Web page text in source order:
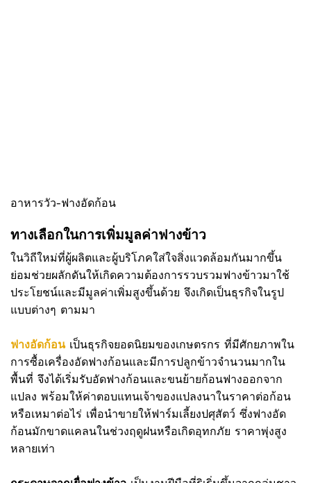
อาหารวัว-ฟางอัดก้อน
ทางเลือกในการเพิ่มมูลค่าฟางข้าว
ในวิถีใหม่ที่ผู้ผลิตและผู้บริโภคใส่ใจสิ่งแวดล้อมกันมากขึ้น
ย่อมช่วยผลักดันให้เกิดความต้องการรวบรวมฟางข้าวมาใช้
ประโยชน์และมีมูลค่าเพิ่มสูงขึ้นด้วย จึงเกิดเป็นธุรกิจในรูป
แบบต่างๆ ตามมา
ฟางอัดก้อนเป็นธุรกิจยอดนิยมของเกษตรกร ที่มีศักยภาพใน
การซื้อเครื่องอัดฟางก้อนและมีการปลูกข้าวจำนวนมากใน
พื้นที่ จึงได้เริ่มรับอัดฟางก้อนและขนย้ายก้อนฟางออกจาก
แปลง พร้อมให้ค่าตอบแทนเจ้าของแปลงนาในราคาต่อก้อน
หรือเหมาต่อไร่ เพื่อนำขายให้ฟาร์มเลี้ยงปศุสัตว์ ซึ่งฟางอัด
ก้อนมักขาดแคลนในช่วงฤดูฝนหรือเกิดอุทกภัย ราคาพุ่งสูง
หลายเท่า